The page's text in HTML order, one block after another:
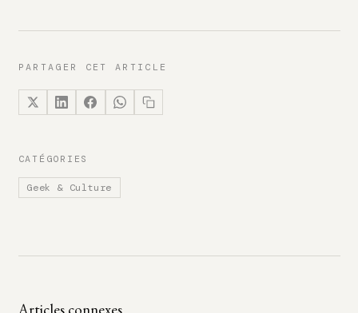
PARTAGER CET ARTICLE
CATÉGORIES
Geek & Culture